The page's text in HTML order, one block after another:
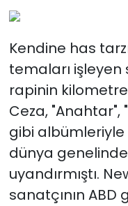
Kendine has
temaları işleyen
rapinin
Ceza, "Anahtar",
gibi albümleriyle
dünya
uyandırmıştı.
sanatçının